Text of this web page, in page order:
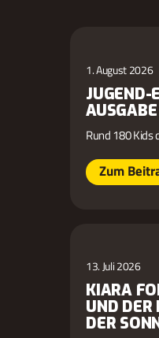
1. August 2026
JUGEND-
Rund 180 Kids
Zum
13. Juli 2026
KIARA
UND DER
DER